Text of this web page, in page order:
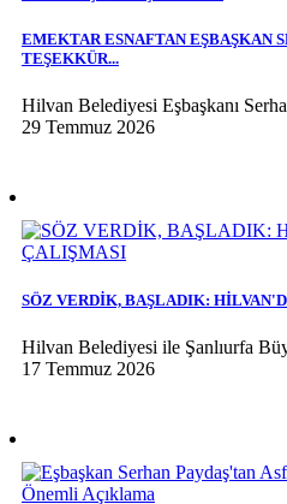
EMEKTAR ESNAFTAN EŞBAŞKAN
TEŞEKKÜR...
Hilvan Belediyesi Eşbaşkanı
29 Temmuz 2026
SÖZ VERDİK, BAŞLADIK:
Hilvan Belediyesi ile Şanlıurfa
17 Temmuz 2026